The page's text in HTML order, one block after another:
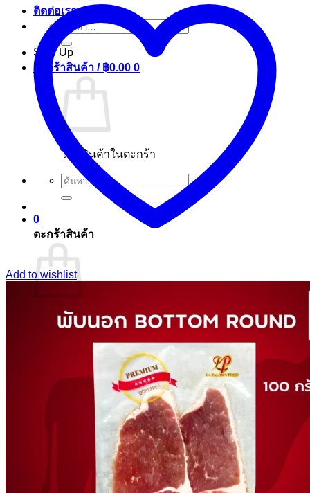
ติดต่อเรา
ค้นหา:
Sign Up
ตะกร้าสินค้า / ฿0.00 0
ไม่มีสินค้าในตะกร้า
ค้นหา:
0
ตะกร้าสินค้า
ไม่มีสินค้าในตะกร้า
Add to wishlist